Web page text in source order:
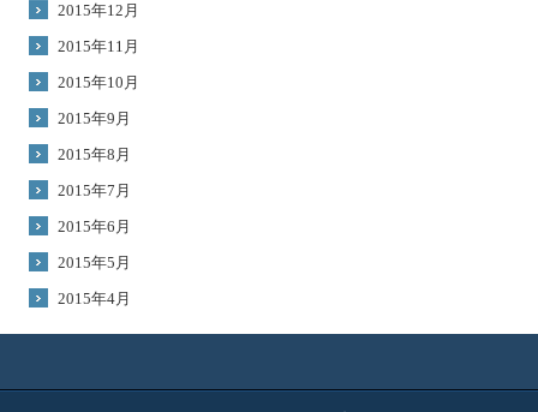
2015年12月
2015年11月
2015年10月
2015年9月
2015年8月
2015年7月
2015年6月
2015年5月
2015年4月